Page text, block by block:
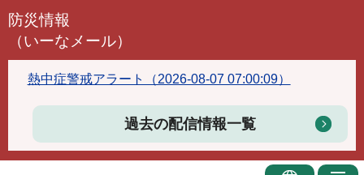
こ
頭
防災情報
（いーなメール）
熱中症警戒アラート（2026-08-07 07:00:09）
過去の配信情報一覧